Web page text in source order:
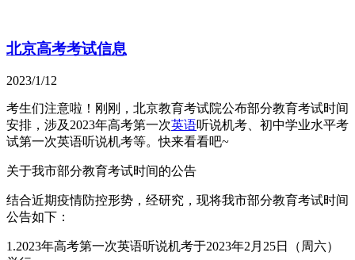
北京高考考试信息
2023/1/12
考生们注意啦！刚刚，北京教育考试院公布部分教育考试时间
安排，涉及2023年高考第一次英语听说机考、初中学业水平考
试第一次英语听说机考等。快来看看吧~
关于我市部分教育考试时间的公告
结合近期疫情防控形势，经研究，现将我市部分教育考试时间
公告如下：
1.2023年高考第一次英语听说机考于2023年2月25日（周六）